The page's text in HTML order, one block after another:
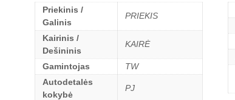
Priekinis /
Galinis
PRIEKIS
Kairinis /
Dešininis
KAIRĖ
Gamintojas
TW
Autodetalės
kokybė
PJ